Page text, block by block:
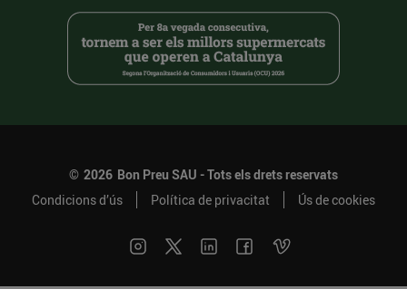
© 2026 Bon Preu SAU - Tots els drets reservats
Condicions d’ús
Política de privacitat Ús de cookies